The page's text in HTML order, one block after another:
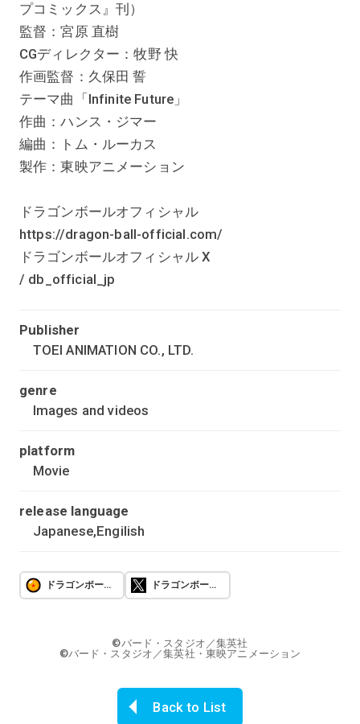
プコミックス』刊）
監督：宮原 直樹
CGディレクター：牧野 快
作画監督：久保田 誓
テーマ曲「Infinite Future」
作曲：ハンス・ジマー
編曲：トム・ルーカス
製作：東映アニメーション
ドラゴンボールオフィシャル
https://dragon-ball-official.com/
ドラゴンボールオフィシャル X
/ db_official_jp
Publisher
TOEI ANIMATION CO., LTD.
genre
Images and videos
platform
Movie
release language
Japanese,Engilish
ドラゴンボールオフィシャル ドラゴンボールオフィシャル X
©バード・スタジオ／集英社
©バード・スタジオ／集英社・東映アニメーション
Back to List